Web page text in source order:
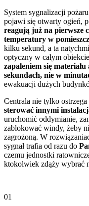
System sygnalizacji
pojawi się otwarty ogień,
reagują już na pierwsze
temperatury w
kilku sekund, a ta
optyczny w całym
zapaleniem się
sekundach, nie w
ewakuacji dużych
Centrala nie tylko
sterować innymi
uruchomić oddymianie,
zablokować windy, żeby
zagrożoną. W
sygnał trafia od razu do
czemu jednostki
ktokolwiek zdąży wybrać
01